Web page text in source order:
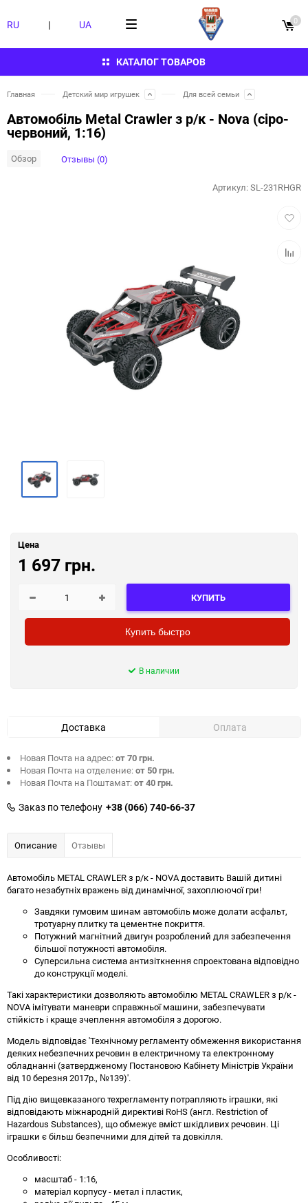
КАТАЛОГ ТОВАРОВ
RU | UA 0
Главная Детский мир игрушек Для всей семьи
Автомобіль Metal Crawler з р/к - Nova (сіро-
червоний, 1:16)
Обзор Отзывы (0)
Артикул:SL-231RHGR
Цена
1 697 грн.
КУПИТЬ
Купить быстро
В наличии
Доставка Оплата
Новая Почта на адрес:от 70 грн.
Новая Почта на отделение:от 50 грн.
Новая Почта на Поштамат:от 40 грн.
Заказ по телефону +38 (066) 740-66-37
Описание Отзывы
Автомобіль METAL CRAWLER з р/к - NOVA доставить Вашій дитині
багато незабутніх вражень від динамічної, захоплюючої гри!
Завдяки гумовим шинам автомобіль може долати асфальт,
тротуарну плитку та цементне покриття.
Потужний магнітний двигун розроблений для забезпечення
більшої потужності автомобіля.
Суперсильна система антизіткнення спроектована відповідно
до конструкції моделі.
Такі характеристики дозволяють автомобілю METAL CRAWLER з р/к -
NOVA імітувати маневри справжньої машини, забезпечувати
стійкість і краще зчеплення автомобіля з дорогою.
Модель відповідає 'Технічному регламенту обмеження використання
деяких небезпечних речовин в електричному та електронному
обладнанні (затвердженому Постановою Кабінету Міністрів України
від 10 березня 2017р., №139)'.
Під дію вищевказаного техрегламенту потрапляють іграшки, які
відповідають міжнародній директиві RoHS (англ. Restriction of
Hazardous Substances), що обмежує вміст шкідливих речовин. Ці
іграшки є більш безпечними для дітей та довкілля.
Особливості:
масштаб - 1:16,
матеріал корпусу - метал і пластик,